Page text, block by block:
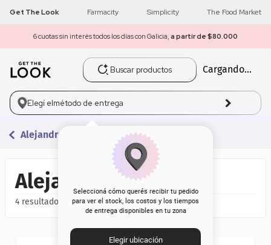
Get The Look Farmacity Simplicity The Food Market
6 cuotas sin interés todos los días con Galicia, a partir de $80.000
Buscar productos
Cargando...
Elegí elmétodo de entrega
Seleccioná cómo querés recibir tu pedido
para ver el stock, los costos y los tiempos
de entrega disponibles en tu zona
Elegir ubicación
Alejandro Sanz
Alejandro Sanz
4
1 get the look
2 máscara pestañas
. corrector